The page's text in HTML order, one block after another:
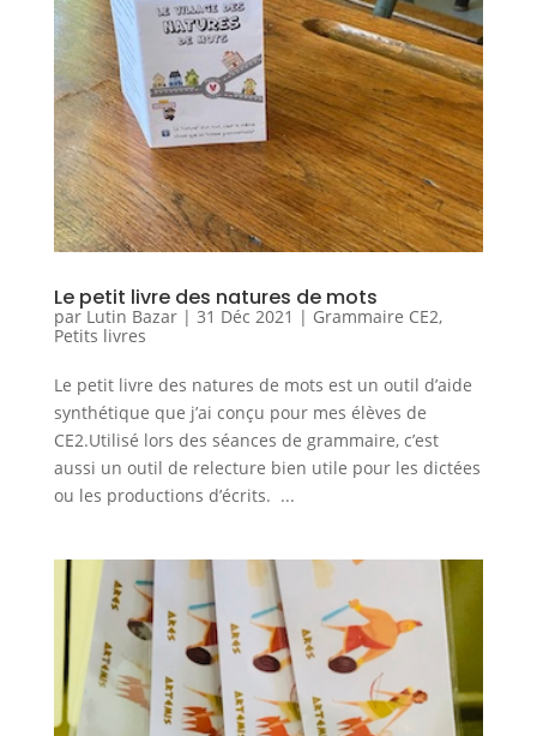
Le petit livre des natures de mots
par Lutin Bazar| 31 Déc 2021 | Grammaire CE2,
Petits livres
Le petit livre des natures de mots est un outil d’aide
synthétique que j’ai conçu pour mes élèves de
CE2.Utilisé lors des séances de grammaire, c’est
aussi un outil de relecture bien utile pour les dictées
ou les productions d’écrits. ...